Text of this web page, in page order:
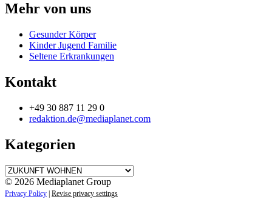
Mehr von uns
Gesunder Körper
Kinder Jugend Familie
Seltene Erkrankungen
Kontakt
+49 30 887 11 29 0
redaktion.de@mediaplanet.com
Kategorien
Kategorien
© 2026 Mediaplanet Group
Privacy Policy Revise privacy settings